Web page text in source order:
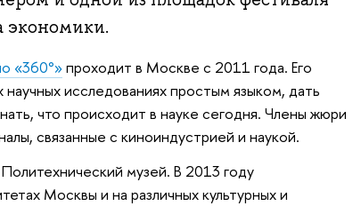
экономики.
«360°»проходит в Москве с 2011 года. Его
научных исследованиях простым языком, дать
что происходит в науке сегодня. Члены жюри
связанные с киноиндустрией и наукой.
музей. В 2013 году
Москвы и на различных культурных и